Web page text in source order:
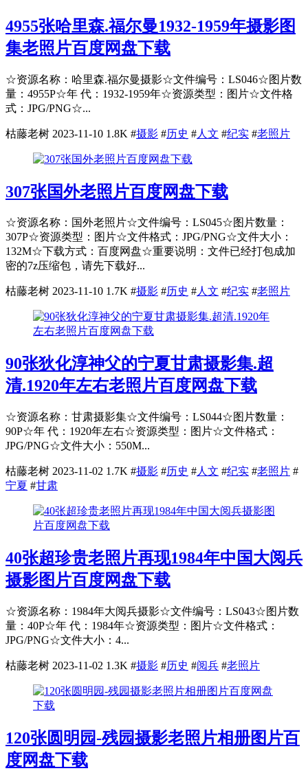
4955张哈里森.福尔曼1932-1959年摄影图
集老照片百度网盘下载
☆资源名称：哈里森.福尔曼摄影☆文件编号：LS046☆图片数
量：4955P☆年 代：1932-1959年☆资源类型：图片☆文件格
式：JPG/PNG☆...
枯藤老树 2023-11-10 1.8K #摄影 #历史 #人文 #纪实 #老照片
307张国外老照片百度网盘下载
☆资源名称：国外老照片☆文件编号：LS045☆图片数量：
307P☆资源类型：图片☆文件格式：JPG/PNG☆文件大小：
132M☆下载方式：百度网盘☆重要说明：文件已经打包成加
密的7z压缩包，请先下载好...
枯藤老树 2023-11-10 1.7K #摄影 #历史 #人文 #纪实 #老照片
90张狄化淳神父的宁夏甘肃摄影集.超
清.1920年左右老照片百度网盘下载
☆资源名称：甘肃摄影集☆文件编号：LS044☆图片数量：
90P☆年 代：1920年左右☆资源类型：图片☆文件格式：
JPG/PNG☆文件大小：550M...
枯藤老树 2023-11-02 1.7K #摄影 #历史 #人文 #纪实 #老照片 #
宁夏 #甘肃
40张超珍贵老照片再现1984年中国大阅兵
摄影图片百度网盘下载
☆资源名称：1984年大阅兵摄影☆文件编号：LS043☆图片数
量：40P☆年 代：1984年☆资源类型：图片☆文件格式：
JPG/PNG☆文件大小：4...
枯藤老树 2023-11-02 1.3K #摄影 #历史 #阅兵 #老照片
120张圆明园-残园摄影老照片相册图片百
度网盘下载